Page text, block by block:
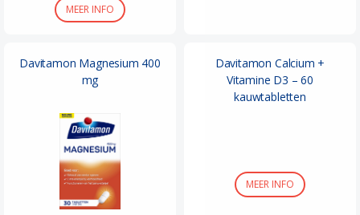
MEER INFO
Davitamon Magnesium 400
mg
Davitamon Calcium +
Vitamine D3 – 60
kauwtabletten
MEER INFO